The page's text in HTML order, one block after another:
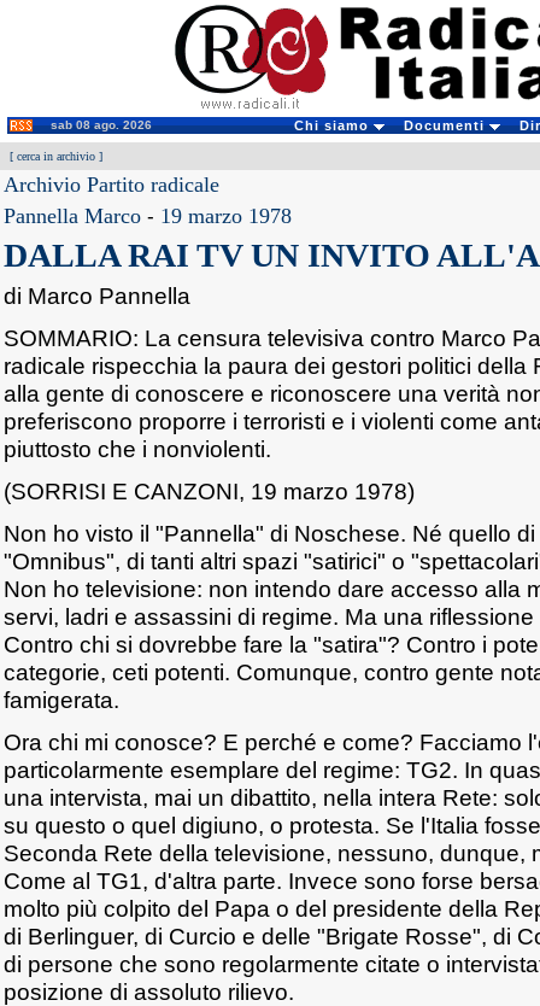
sab 08 ago. 2026 Chi siamo Documenti
[ cerca in archivio ]
Archivio Partito radicale
Pannella Marco - 19 marzo 1978
DALLA RAI TV UN INVITO
di Marco Pannella
SOMMARIO: La censura televisiva contro Marco
radicale rispecchia la paura dei gestori politici della
alla gente di conoscere e riconoscere una verità
preferiscono proporre i terroristi e i violenti come
piuttosto che i nonviolenti.
(SORRISI E CANZONI, 19 marzo 1978)
Non ho visto il "Pannella" di Noschese. Né quello
"Omnibus", di tanti altri spazi "satirici" o
Non ho televisione: non intendo dare accesso alla
servi, ladri e assassini di regime. Ma una
Contro chi si dovrebbe fare la "satira"? Contro i
categorie, ceti potenti. Comunque, contro gente
famigerata.
Ora chi mi conosce? E perché e come? Facciamo
particolarmente esemplare del regime: TG2. In
una intervista, mai un dibattito, nella intera Rete:
su questo o quel digiuno, o protesta. Se l'Italia
Seconda Rete della televisione, nessuno, dunque,
Come al TG1, d'altra parte. Invece sono forse
molto più colpito del Papa o del presidente della
di Berlinguer, di Curcio e delle "Brigate Rosse", di
di persone che sono regolarmente citate o
posizione di assoluto rilievo.